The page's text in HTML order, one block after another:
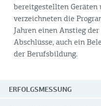
bereitgestellten Geräten
verzeichneten die
Jahren einen Anstieg
Abschlüsse, auch ein
der Berufsbildung.
ERFOLGSMESSUNG